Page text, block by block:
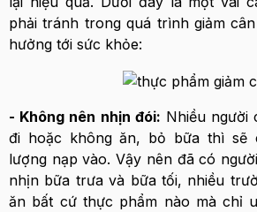
phải tránh trong quá trình giảm
hưởng tới sức khỏe:
- Không nên nhịn đói: Nhiều người
đi hoặc không ăn, bỏ bữa thì sẽ
lượng nạp vào. Vậy nên đã có
nhịn bữa trưa và bữa tối, nhiều
ăn bất cứ thực phẩm nào mà chỉ